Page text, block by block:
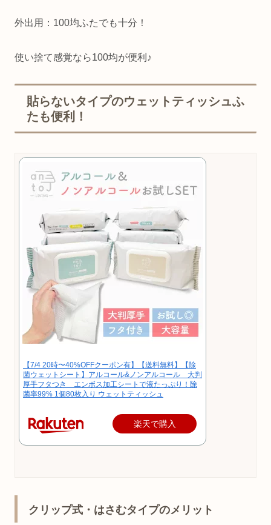
外出用：100均ふたでも十分！
使い捨て感覚なら100均が便利♪
貼らないタイプのウェットティッシュふ
たも便利！
【7/4 20時〜40%OFFクーポン有】【送料無料】【除
菌ウェットシート】アルコール&ノンアルコール 大判
厚手フタつき エンボス加工シートで液たっぷり！除
菌率99% 1個80枚入り ウェットティッシュ
楽天で購入
クリップ式・はさむタイプのメリット